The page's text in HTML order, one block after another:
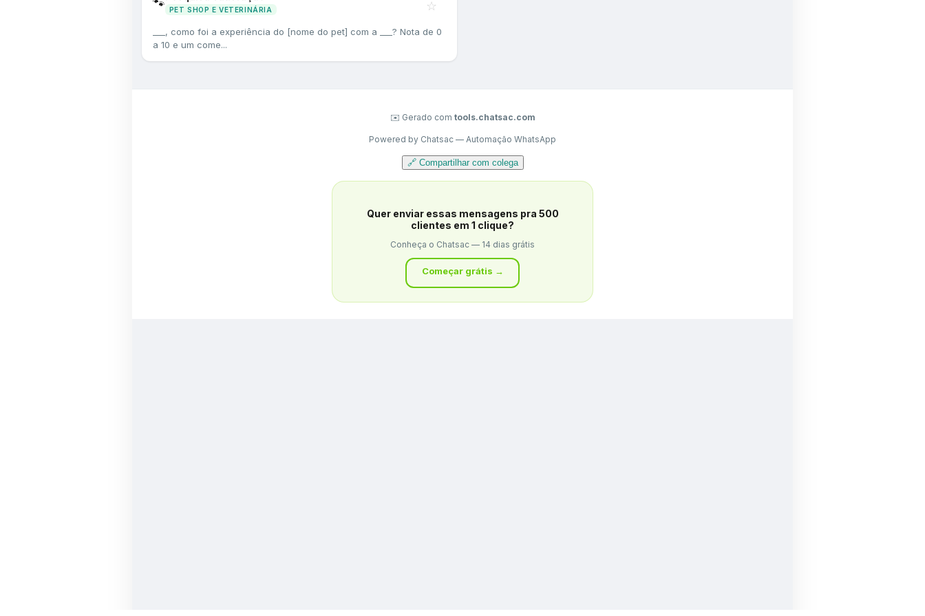
PET SHOP E VETERINÁRIA ☆
___, como foi a experiência do [nome do pet] com a ___? Nota de 0
a 10 e um come...
✉️ Gerado com tools.chatsac.com
Powered by Chatsac — Automação WhatsApp
🔗 Compartilhar com colega
Quer enviar essas mensagens pra 500
clientes em 1 clique?
Conheça o Chatsac — 14 dias grátis
Começar grátis →